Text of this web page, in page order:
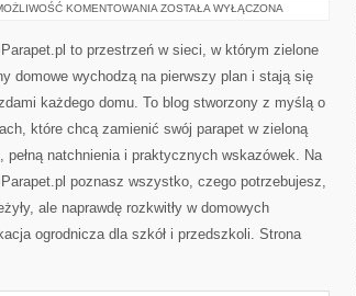
KOMENTOWANIA NATURALNE
ŚRODKI
OCHRONY
ZOSTAŁA WYŁĄCZONA
to przestrzeń w sieci, w którym zielone
domowe wychodzą na pierwszy plan i stają się
każdego domu. To blog stworzony z myślą o
które chcą zamienić swój parapet w zieloną
pełną natchnienia i praktycznych wskazówek. Na
poznasz wszystko, czego potrzebujesz,
ale naprawdę rozkwitły w domowych
ogrodnicza dla szkół i przedszkoli. Strona